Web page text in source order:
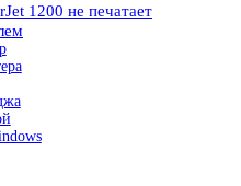
1200 не печатает